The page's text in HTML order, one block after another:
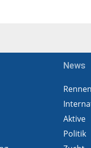
News
Rennen
Aktive
Politik